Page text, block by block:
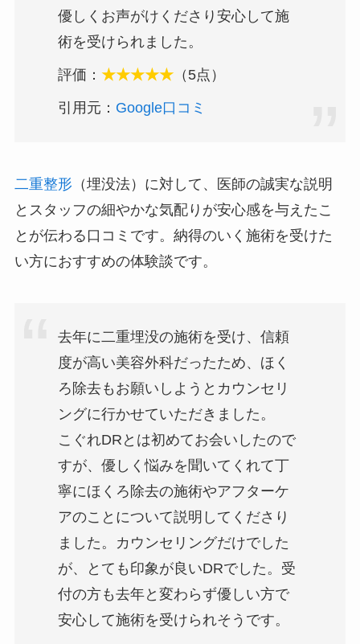
優しくお声がけくださり安心して施
術を受けられました。
評価： ★★★★★（5点）
引用元： Google口コミ
二重整形 （埋没法）に対して、医師の誠実な説明
とスタッフの細やかな気配りが安心感を与えたこ
とが伝わる口コミです。納得のいく施術を受けた
い方におすすめの体験談です。
去年に二重埋没の施術を受け、信頼
度が高い美容外科だったため、ほく
ろ除去もお願いしようとカウンセリ
ングに行かせていただきました。
こぐれDRとは初めてお会いしたので
すが、優しく悩みを聞いてくれて丁
寧にほくろ除去の施術やアフターケ
アのことについて説明してくださり
ました。カウンセリングだけでした
が、とても印象が良いDRでした。受
付の方も去年と変わらず優しい方で
安心して施術を受けられそうです。